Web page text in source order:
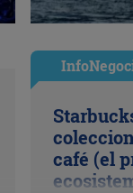
café (el